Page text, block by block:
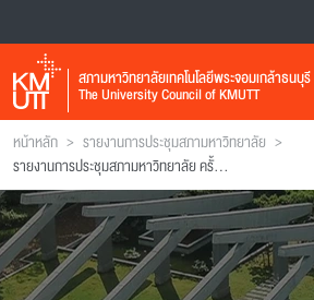
สภามหาวิทยาลัยเทคโนโลยีพระจอมเกล้าธนบุรี
The University Council of KMUTT
หน้าหลัก > รายงานการประชุมสภามหาวิทยาลัย >
รายงานการประชุมสภามหาวิทยาลัย ครั้งที่ 90